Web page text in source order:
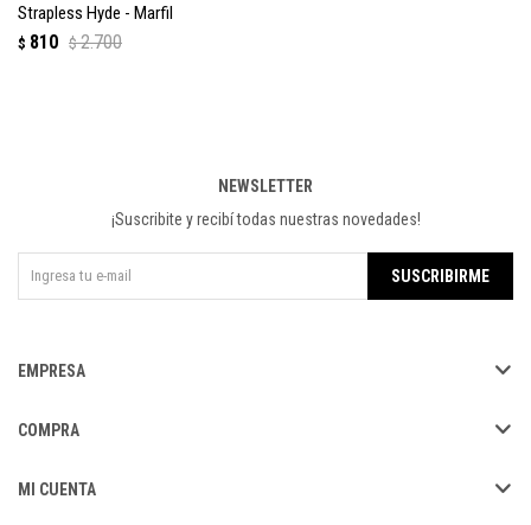
Strapless Hyde - Marfil
$ 810 $ 2.700
EMPRESA
COMPRA
MI CUENTA
NEWSLETTER
¡Suscribite y recibí todas nuestras novedades!
SUSCRIBIRME